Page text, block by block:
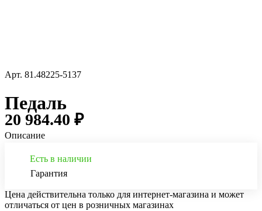
Арт. 81.48225-5137
Педаль
20 984.40 ₽
Описание
Есть в наличии
Гарантия
Цена действительна только для интернет-магазина и может
отличаться от цен в розничных магазинах